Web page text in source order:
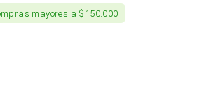
mayores a $150.000